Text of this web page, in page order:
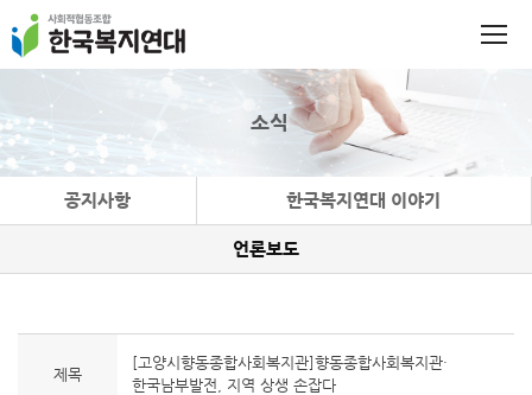
소식
공지사항 한국복지연대 이야기
언론보도
제목
[고양시향동종합사회복지관]향동종합사회복지관·
한국남부발전, 지역 상생 손잡다